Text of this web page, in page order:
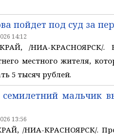
пойдет под суд за
14:12
/НИА-КРАСНОЯРСК/. В
местного жителя,
5 тысяч рублей.
семилетний мальчик
13:56
/НИА-КРАСНОЯРСК/.